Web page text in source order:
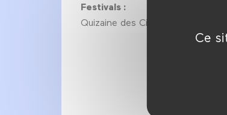
Ce
Festivals :
Quizaine des Cinéastes 2023,